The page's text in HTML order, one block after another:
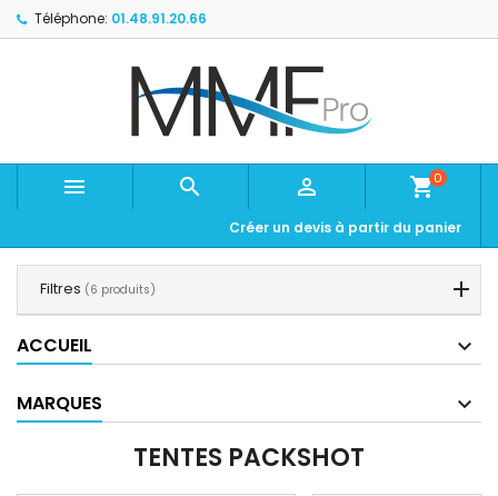
Téléphone: 01.48.91.20.66
   shopping_cart0
Créer un devis à partir du panier
Filtres (6 produits)
ACCUEIL
MARQUES
TENTES PACKSHOT